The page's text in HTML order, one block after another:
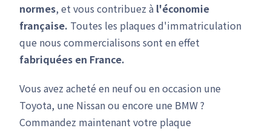
normes, et vous contribuez à l'économie
française. Toutes les plaques d'immatriculation
que nous commercialisons sont en effet
fabriquées en France.
Vous avez acheté en neuf ou en occasion une
Toyota, une Nissan ou encore une BMW ?
Commandez maintenant votre plaque